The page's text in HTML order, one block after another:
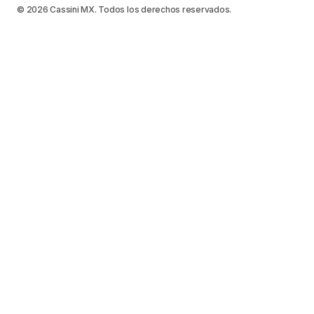
© 2026 Cassini MX. Todos los derechos reservados.